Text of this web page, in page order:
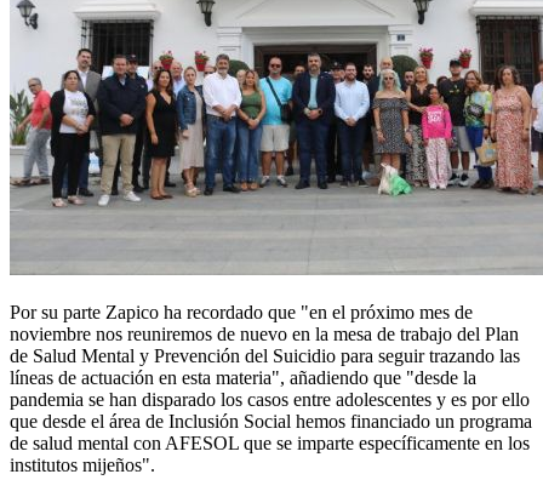
Por su parte Zapico ha recordado que "en el próximo mes de
noviembre nos reuniremos de nuevo en la mesa de trabajo del Plan
de Salud Mental y Prevención del Suicidio para seguir trazando las
líneas de actuación en esta materia", añadiendo que "desde la
pandemia se han disparado los casos entre adolescentes y es por ello
que desde el área de Inclusión Social hemos financiado un programa
de salud mental con AFESOL que se imparte específicamente en los
institutos mijeños".